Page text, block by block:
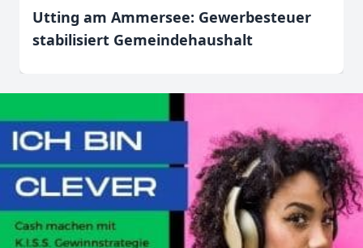
Utting am Ammersee: Gewerbesteuer
stabilisiert Gemeindehaushalt